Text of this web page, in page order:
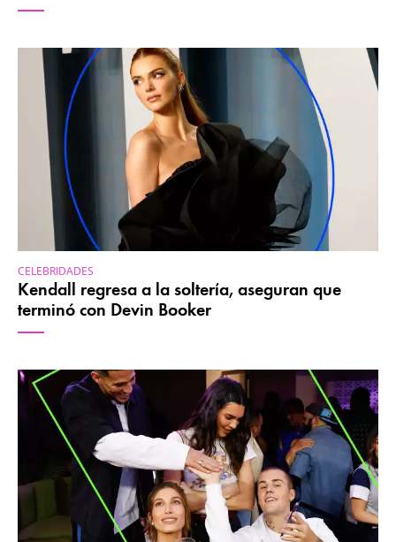
CELEBRIDADES
Kendall regresa a la soltería, aseguran que
terminó con Devin Booker